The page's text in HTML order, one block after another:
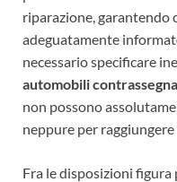
riparazione, garantendo
adeguatamente
necessario specificare
automobili
non possono
neppure per
Fra le disposizioni figura